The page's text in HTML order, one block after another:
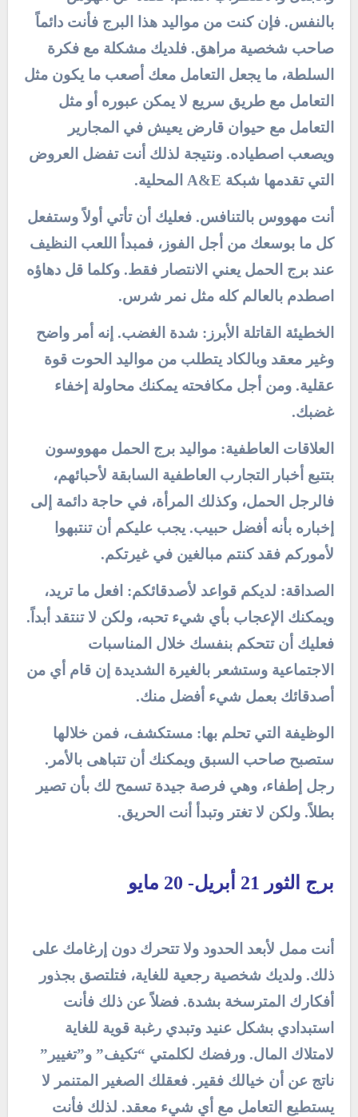
بالنفس. فإن كنت من مواليد هذا البرج فأنت دائماً
صاحب شخصية مراهق. فلديك مشكلة مع فكرة
السلطة، ما يجعل التعامل معك أصعب ما يكون مثل
التعامل مع طريق سريع لا يمكن عبوره أو مثل
التعامل مع حيوان قارض يعيش في المجارير
ويصعب اصطياده. ونتيجة لذلك أنت تفضل العروض
التي تقدمها شبكة A&E المحلية.
أنت مهووس بالتنافس. فعليك أن تأتي أولاً وستفعل
كل ما بوسعك من أجل الفوز، فمبدأ اللعب النظيف
عند برج الحمل يعني الانتصار فقط. وكلما قل دهاؤه
اصطدم بالعالم كله مثل نمر شرس.
الخطيئة القاتلة الأبرز: شدة الغضب. إنه أمر واضح
وغير معقد وبالكاد يتطلب من مواليد الحوت قوة
عقلية. ومن أجل مكافحته يمكنك محاولة إخفاء
غضبك.
العلاقات العاطفية: مواليد برج الحمل مهووسون
بتتبع أخبار التجارب العاطفية السابقة لأحبائهم،
فالرجل الحمل، وكذلك المرأة، في حاجة دائمة إلى
إخباره بأنه أفضل حبيب. يجب عليكم أن تنتبهوا
لأموركم فقد كنتم مبالغين في غيرتكم.
الصداقة: لديكم قواعد لأصدقائكم: افعل ما تريد،
ويمكنك الإعجاب بأي شيء تحبه، ولكن لا تنتقد أبداً.
فعليك أن تتحكم بنفسك خلال المناسبات
الاجتماعية وستشعر بالغيرة الشديدة إن قام أي من
أصدقائك بعمل شيء أفضل منك.
الوظيفة التي تحلم بها: مستكشف، فمن خلالها
ستصبح صاحب السبق ويمكنك أن تتباهى بالأمر.
رجل إطفاء، وهي فرصة جيدة تسمح لك بأن تصير
بطلاً. ولكن لا تغتر وتبدأ أنت الحريق.
برج الثور 21 أبريل- 20 مايو
أنت ممل لأبعد الحدود ولا تتحرك دون إرغامك على
ذلك. ولديك شخصية رجعية للغاية، فتلتصق بجذور
أفكارك المترسخة بشدة. فضلاً عن ذلك فأنت
استبدادي بشكل عنيد وتبدي رغبة قوية للغاية
لامتلاك المال. ورفضك لكلمتي “تكيف” و”تغيير”
ناتج عن أن خيالك فقير. فعقلك الصغير المتنمر لا
يستطيع التعامل مع أي شيء معقد. لذلك فأنت